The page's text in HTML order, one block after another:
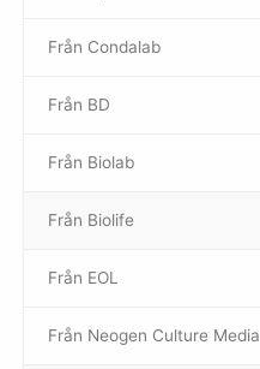
Från Condalab
Från BD
Från Biolab
–
Från Biolife
–
Från EOL
–
Från Neogen Culture Media
–